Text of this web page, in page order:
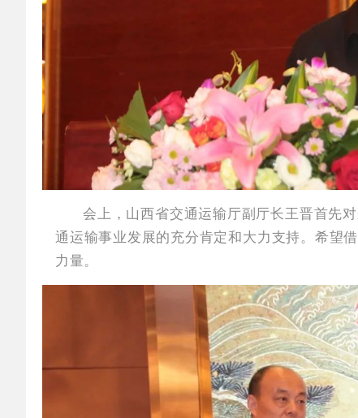
会上，山西省交通运输厅副厅长王晋首先
通运输事业发展的充分肯定和大力支持。希望
力量。